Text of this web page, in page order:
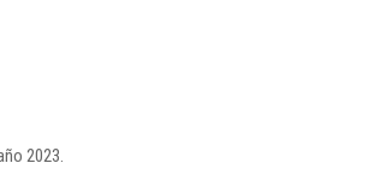
2023.